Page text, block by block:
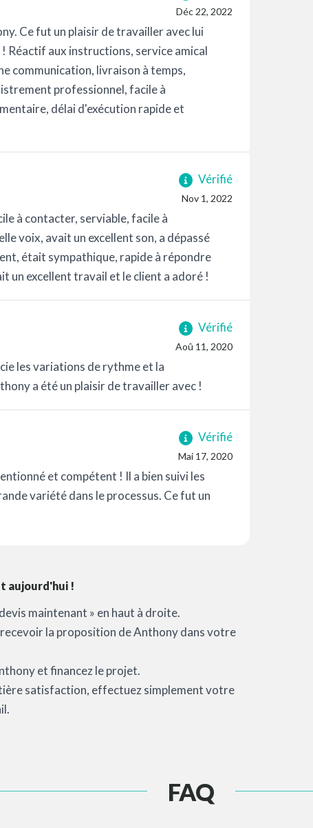
Déc 22, 2022
Ce fut un plaisir de travailler avec lui
Réactif aux instructions, service amical
communication, livraison à temps,
professionnel, facile à
délai d'exécution rapide et
Vérifié
Nov 1, 2022
à contacter, serviable, facile à
voix, avait un excellent son, a dépassé
était sympathique, rapide à répondre
un excellent travail et le client a adoré !
Vérifié
Aoû 11, 2020
les variations de rythme et la
a été un plaisir de travailler avec !
Vérifié
Mai 17, 2020
et compétent ! Il a bien suivi les
variété dans le processus. Ce fut un
aujourd'hui !
maintenant » en haut à droite.
la proposition de Anthony dans votre
et financez le projet.
satisfaction, effectuez simplement votre
FAQ